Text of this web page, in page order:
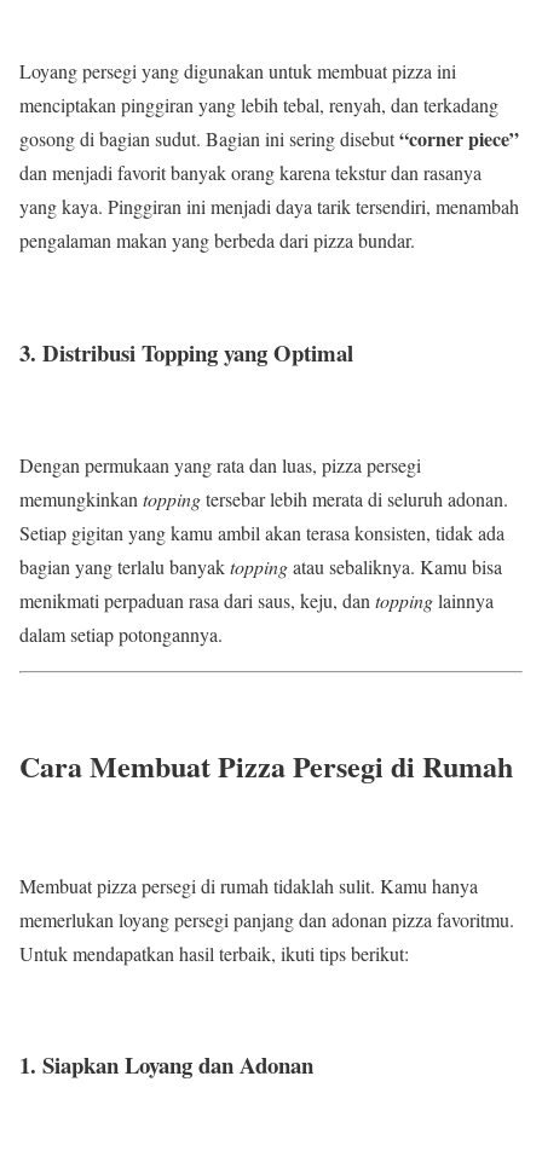
Loyang persegi yang digunakan untuk membuat pizza ini
menciptakan pinggiran yang lebih tebal, renyah, dan terkadang
gosong di bagian sudut. Bagian ini sering disebut“corner piece”
dan menjadi favorit banyak orang karena tekstur dan rasanya
yang kaya. Pinggiran ini menjadi daya tarik tersendiri, menambah
pengalaman makan yang berbeda dari pizza bundar.
3. Distribusi Topping yang Optimal
Dengan permukaan yang rata dan luas, pizza persegi
memungkinkan toppingtersebar lebih merata di seluruh adonan.
Setiap gigitan yang kamu ambil akan terasa konsisten, tidak ada
bagian yang terlalu banyaktoppingatau sebaliknya. Kamu bisa
menikmati perpaduan rasa dari saus, keju, dan toppinglainnya
dalam setiap potongannya.
Cara Membuat Pizza Persegi di Rumah
Membuat pizza persegi di rumah tidaklah sulit. Kamu hanya
memerlukan loyang persegi panjang dan adonan pizza favoritmu.
Untuk mendapatkan hasil terbaik, ikuti tips berikut:
1. Siapkan Loyang dan Adonan